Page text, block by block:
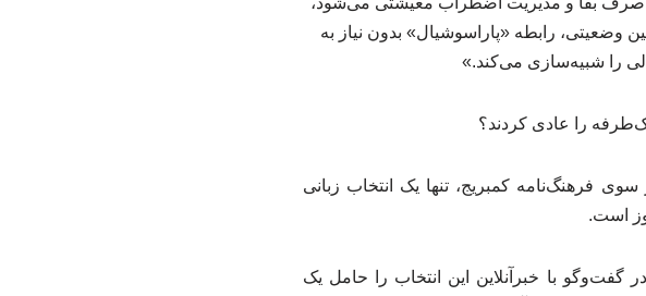
وضعیتی، رابطه «پاراسوشیال» بدون نیاز به
را شبیه‌سازی می‌کند.»
واژه «پاراسوشیال» به‌عنوان کلمه سال ۲۰۲۵ از سوی فرهنگ‌نامه کمبریج، تنها یک انتخاب زبانی
است.
با خبرآنلاین این انتخاب را حامل یک